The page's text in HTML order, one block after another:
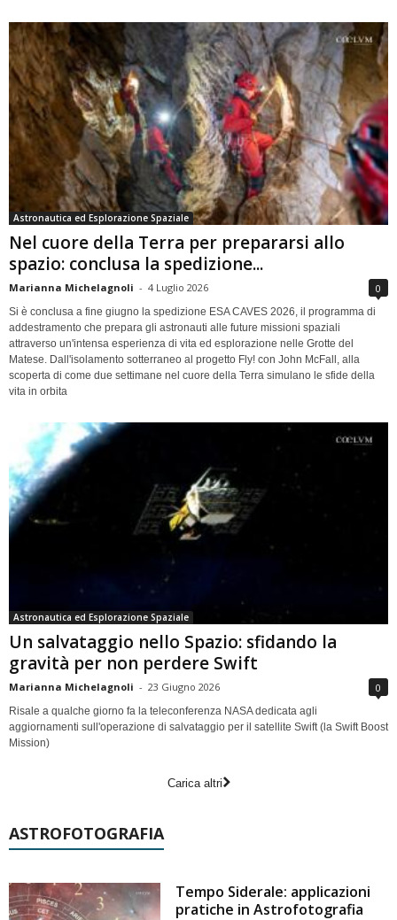
Astronautica ed Esplorazione Spaziale
Nel cuore della Terra per prepararsi allo
spazio: conclusa la spedizione...
Marianna Michelagnoli - 4 Luglio 2026 0
Si è conclusa a fine giugno la spedizione ESA CAVES 2026, il programma di
addestramento che prepara gli astronauti alle future missioni spaziali
attraverso un'intensa esperienza di vita ed esplorazione nelle Grotte del
Matese. Dall'isolamento sotterraneo al progetto Fly! con John McFall, alla
scoperta di come due settimane nel cuore della Terra simulano le sfide della
vita in orbita
Astronautica ed Esplorazione Spaziale
Un salvataggio nello Spazio: sfidando la
gravità per non perdere Swift
Marianna Michelagnoli - 23 Giugno 2026 0
Risale a qualche giorno fa la teleconferenza NASA dedicata agli
aggiornamenti sull'operazione di salvataggio per il satellite Swift (la Swift Boost
Mission)
Carica altri
ASTROFOTOGRAFIA
Tempo Siderale: applicazioni
pratiche in Astrofotografia